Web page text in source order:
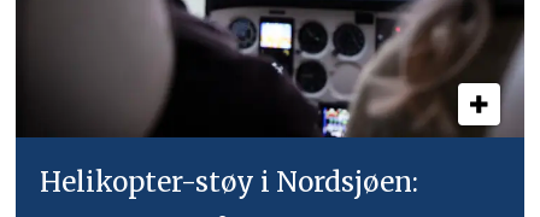
Helikopter-støy i Nordsjøen: